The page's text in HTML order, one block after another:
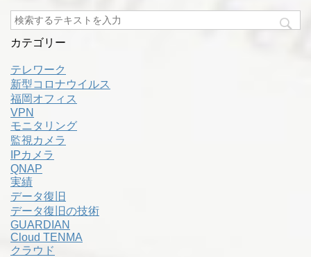
カテゴリー
テレワーク
新型コロナウイルス
福岡オフィス
VPN
モニタリング
監視カメラ
IPカメラ
QNAP
実績
データ復旧
データ復旧の技術
GUARDIAN
Cloud TENMA
クラウド